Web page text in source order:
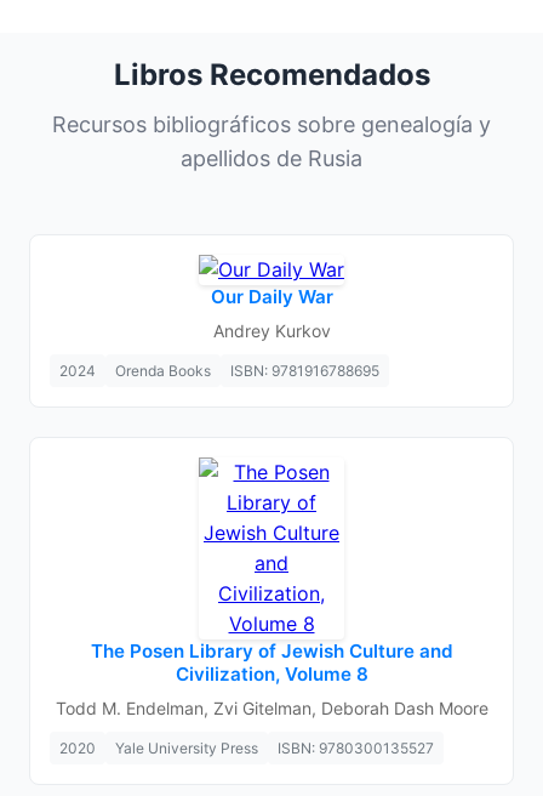
Libros Recomendados
Recursos bibliográficos sobre genealogía y
apellidos de Rusia
Our Daily War
Andrey Kurkov
2024 Orenda Books ISBN: 9781916788695
The Posen Library of Jewish Culture and
Civilization, Volume 8
Todd M. Endelman, Zvi Gitelman, Deborah Dash Moore
2020 Yale University Press ISBN: 9780300135527